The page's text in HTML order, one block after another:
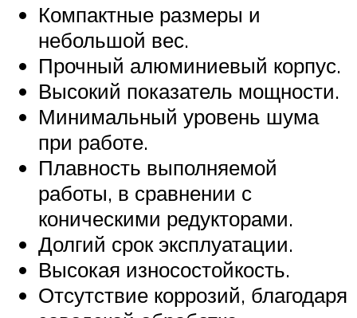
Компактные размеры и
небольшой вес.
Прочный алюминиевый корпус.
Высокий показатель мощности.
Минимальный уровень шума
при работе.
Плавность выполняемой
работы, в сравнении с
коническими редукторами.
Долгий срок эксплуатации.
Высокая износостойкость.
Отсутствие коррозий, благодаря